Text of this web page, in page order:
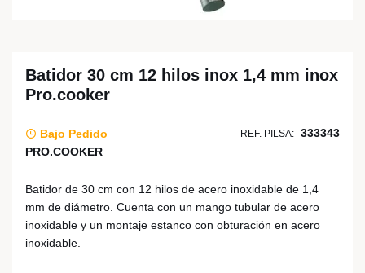
Batidor 30 cm 12 hilos inox 1,4 mm inox
Pro.cooker
Bajo Pedido REF. PILSA: 333343
PRO.COOKER
Batidor de 30 cm con 12 hilos de acero inoxidable de 1,4
mm de diámetro. Cuenta con un mango tubular de acero
inoxidable y un montaje estanco con obturación en acero
inoxidable.